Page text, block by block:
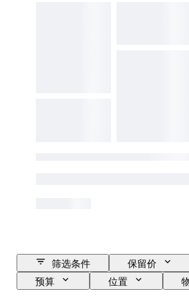
筛选条件 保留价
预算
位置